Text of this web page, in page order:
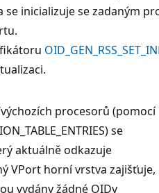
se inicializuje se zadaným
procesorů (pomocí
se
aktuálně odkazuje
VPort horní vrstva zajišťuje,
vydány žádné OIDy